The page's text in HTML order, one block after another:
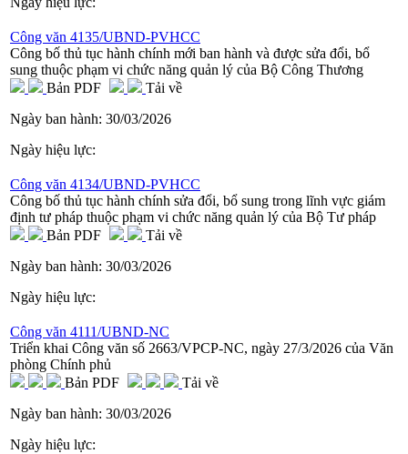
Công văn 4135/UBND-PVHCC
Công bố thủ tục hành chính mới ban hành và được sửa đổi, bổ
sung thuộc phạm vi chức năng quản lý của Bộ Công Thương
Bản PDF
Tải về
Ngày ban hành: 30/03/2026
Ngày hiệu lực:
Công văn 4134/UBND-PVHCC
Công bố thủ tục hành chính sửa đổi, bổ sung trong lĩnh vực giám
định tư pháp thuộc phạm vi chức năng quản lý của Bộ Tư pháp
Bản PDF
Tải về
Ngày ban hành: 30/03/2026
Ngày hiệu lực:
Công văn 4111/UBND-NC
Triển khai Công văn số 2663/VPCP-NC, ngày 27/3/2026 của Văn
phòng Chính phủ
Bản PDF
Tải về
Ngày ban hành: 30/03/2026
Ngày hiệu lực: